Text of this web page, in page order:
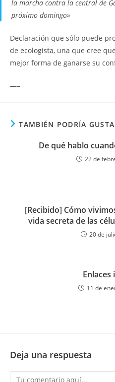
la marcha contra la central de
próximo domingo»
Declaración que sólo puede
de ecologista, una que cree
mejor forma de ganarse su
—–
TAMBIÉN PODRÍA
De qué hablo
22 de
[Recibido] Cómo
vida secreta de las
20 de
Enlaces
11 de
Deja una respuesta
Comentario